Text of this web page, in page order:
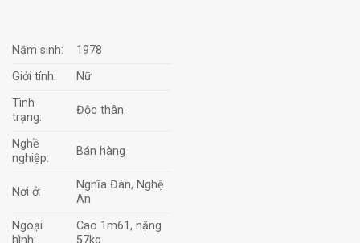
Năm sinh:
1978
Giới tính:
Nữ
Tình
trạng:
Độc thân
Nghề
nghiệp:
Bán hàng
Nơi ở:
Nghĩa Đàn, Nghệ
An
Ngoại
hình:
Cao 1m61, nặng
57kg